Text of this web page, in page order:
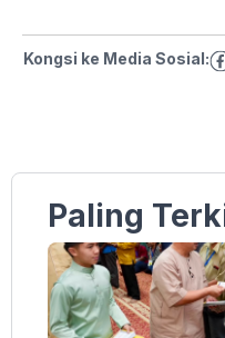
Kongsi ke Media Sosial:
Paling